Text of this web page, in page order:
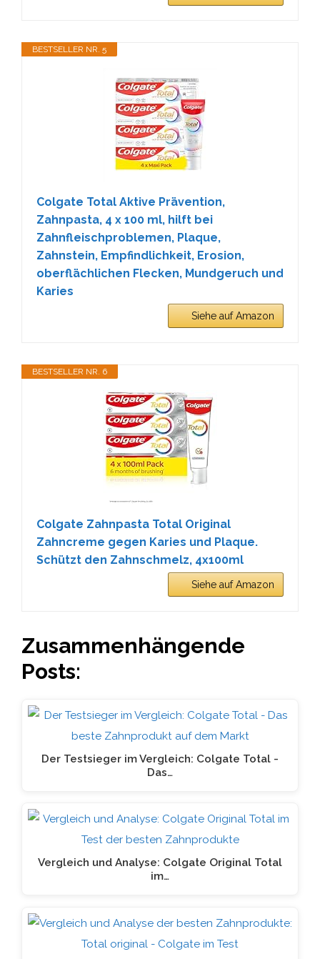
BESTSELLER NR. 5
Colgate Total Aktive Prävention,
Zahnpasta, 4 x 100 ml, hilft bei
Zahnfleischproblemen, Plaque,
Zahnstein, Empfindlichkeit, Erosion,
oberflächlichen Flecken, Mundgeruch und
Karies
Siehe auf Amazon
BESTSELLER NR. 6
Colgate Zahnpasta Total Original
Zahncreme gegen Karies und Plaque.
Schützt den Zahnschmelz, 4x100ml
Siehe auf Amazon
Zusammenhängende
Posts:
Der Testsieger im Vergleich: Colgate Total -
Das…
Vergleich und Analyse: Colgate Original Total
im…